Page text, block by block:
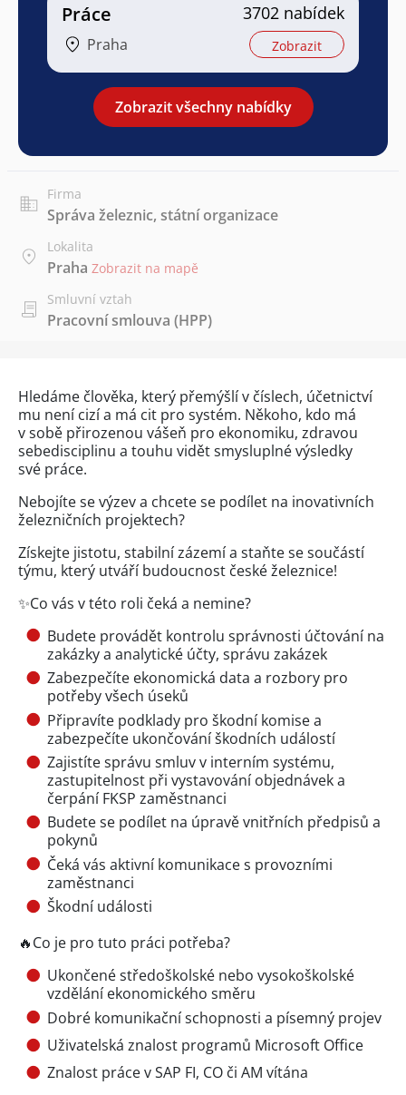
Práce
Praha
3702 nabídek
Zobrazit
Zobrazit všechny nabídky
Firma
Správa železnic, státní organizace
Lokalita
Praha Zobrazit na mapě
Smluvní vztah
Pracovní smlouva (HPP)
Hledáme člověka, který přemýšlí v číslech, účetnictví
mu není cizí a má cit pro systém. Někoho, kdo má
v sobě přirozenou vášeň pro ekonomiku, zdravou
sebedisciplinu a touhu vidět smysluplné výsledky
své práce.
Nebojíte se výzev a chcete se podílet na inovativních
železničních projektech?
Získejte jistotu, stabilní zázemí a staňte se součástí
týmu, který utváří budoucnost české železnice!
✨Co vás v této roli čeká a nemine?
Budete provádět kontrolu správnosti účtování na
zakázky a analytické účty, správu zakázek
Zabezpečíte ekonomická data a rozbory pro
potřeby všech úseků
Připravíte podklady pro škodní komise a
zabezpečíte ukončování škodních událostí
Zajistíte správu smluv v interním systému,
zastupitelnost při vystavování objednávek a
čerpání FKSP zaměstnanci
Budete se podílet na úpravě vnitřních předpisů a
pokynů
Čeká vás aktivní komunikace s provozními
zaměstnanci
Škodní události
🔥Co je pro tuto práci potřeba?
Ukončené středoškolské nebo vysokoškolské
vzdělání ekonomického směru
Dobré komunikační schopnosti a písemný projev
Uživatelská znalost programů Microsoft Office
Znalost práce v SAP FI, CO či AM vítána